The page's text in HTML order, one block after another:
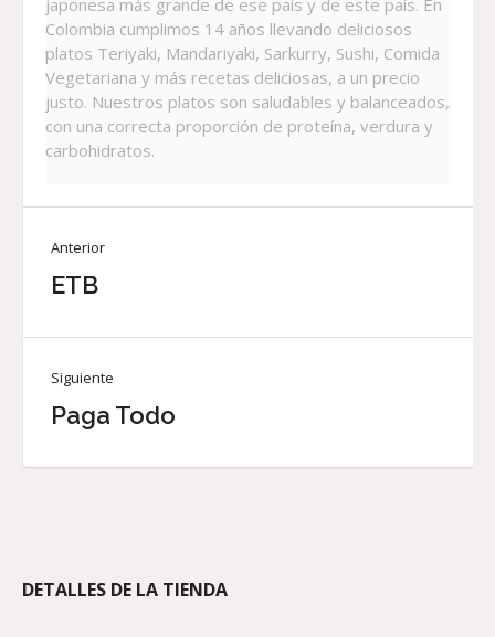
japonesa más grande de ese país y de este país. En
Colombia cumplimos 14 años llevando deliciosos
platos Teriyaki, Mandariyaki, Sarkurry, Sushi, Comida
Vegetariana y más recetas deliciosas, a un precio
justo. Nuestros platos son saludables y balanceados,
con una correcta proporción de proteína, verdura y
carbohidratos.
Anterior
ETB
Siguiente
Paga Todo
DETALLES DE LA TIENDA